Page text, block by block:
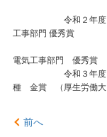
校内文化祭
令和２年度 第 18
工事部門 優秀賞
第19回高校生
電気工事部門 優秀賞
令和３年度 第16
種 金賞 （厚生労働大
前へ